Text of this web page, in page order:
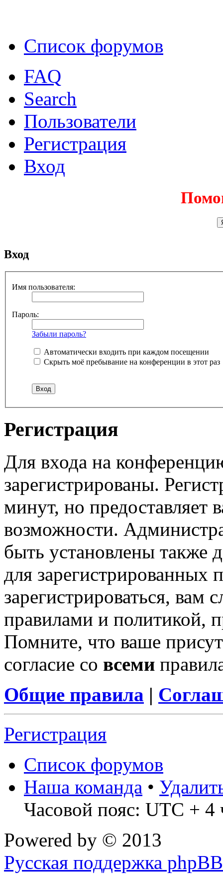
Список форумов
FAQ
Search
Пользователи
Регистрация
Вход
Вход
Имя пользователя:
Пароль:
Забыли пароль?
Автоматически входить при каждом посещении
Скрыть моё пребывание на конференции в этот раз
Регистрация
Для входа на
зарегистрированы.
минут, но предоставляет
возможности.
быть установлены также
для зарегистрированных
зарегистрироваться, вам
правилами и политикой,
Помните, что ваше
согласие со всеми
Общие правила |
Регистрация
Список форумов
Наша команда •
Часовой пояс: UTC + 4
Powered by © 2013
Русская поддержка phpBB